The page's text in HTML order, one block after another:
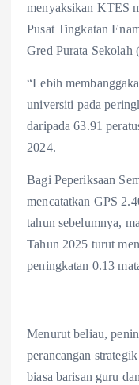
menyaksikan KTES
Pusat Tingkatan
Gred Purata Sekolah
“Lebih
universiti pada
daripada 63.91
2024.
Bagi Peperiksaan
mencatatkan GPS
tahun sebelumnya,
Tahun 2025 turut
peningkatan 0.13
Menurut beliau,
perancangan
biasa barisan guru